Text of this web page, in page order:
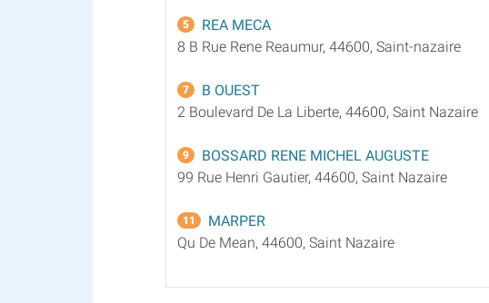
5
REA MECA
8 B Rue Rene Reaumur, 44600, Saint-nazaire
7
B OUEST
2 Boulevard De La Liberte, 44600, Saint Nazaire
9
BOSSARD RENE MICHEL AUGUSTE
99 Rue Henri Gautier, 44600, Saint Nazaire
11
MARPER
Qu De Mean, 44600, Saint Nazaire